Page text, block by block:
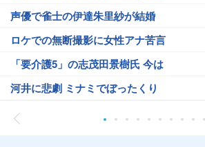
声優で雀士の伊達朱里紗が結婚
ロケでの無断撮影に女性アナ苦言
「要介護5」の志茂田景樹氏 今は
河井に悲劇 ミナミでぼったくり